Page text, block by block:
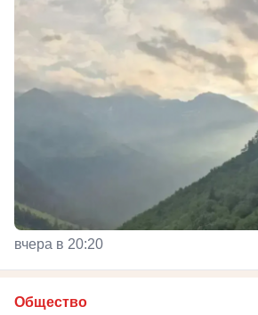
вчера в 20:20
Общество